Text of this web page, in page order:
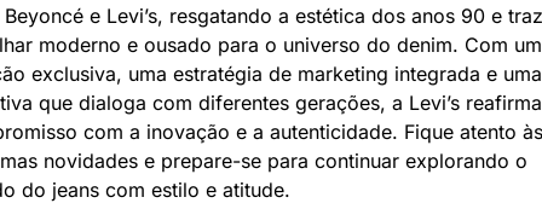
e Levi’s, resgatando a estética dos anos 90 e
moderno e ousado para o universo do denim. Com
exclusiva, uma estratégia de marketing integrada e uma
que dialoga com diferentes gerações, a Levi’s
com a inovação e a autenticidade. Fique atento às
novidades e prepare-se para continuar explorando o
do jeans com estilo e atitude.